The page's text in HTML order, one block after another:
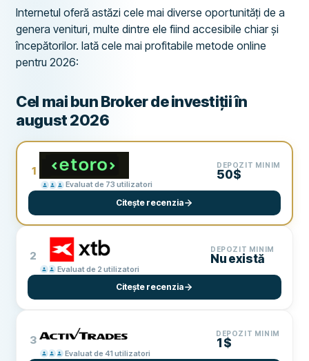
Internetul oferă astăzi cele mai diverse oportunități de a
genera venituri, multe dintre ele fiind accesibile chiar și
începătorilor. Iată cele mai profitabile metode online
pentru 2026:
Cel mai bun Broker de investiții în
august 2026
1
Evaluat de 73 utilizatori
DEPOZIT MINIM
50$
Citește recenzia
2
Evaluat de 2 utilizatori
DEPOZIT MINIM
Nu există
Citește recenzia
3
Evaluat de 41 utilizatori
DEPOZIT MINIM
1$